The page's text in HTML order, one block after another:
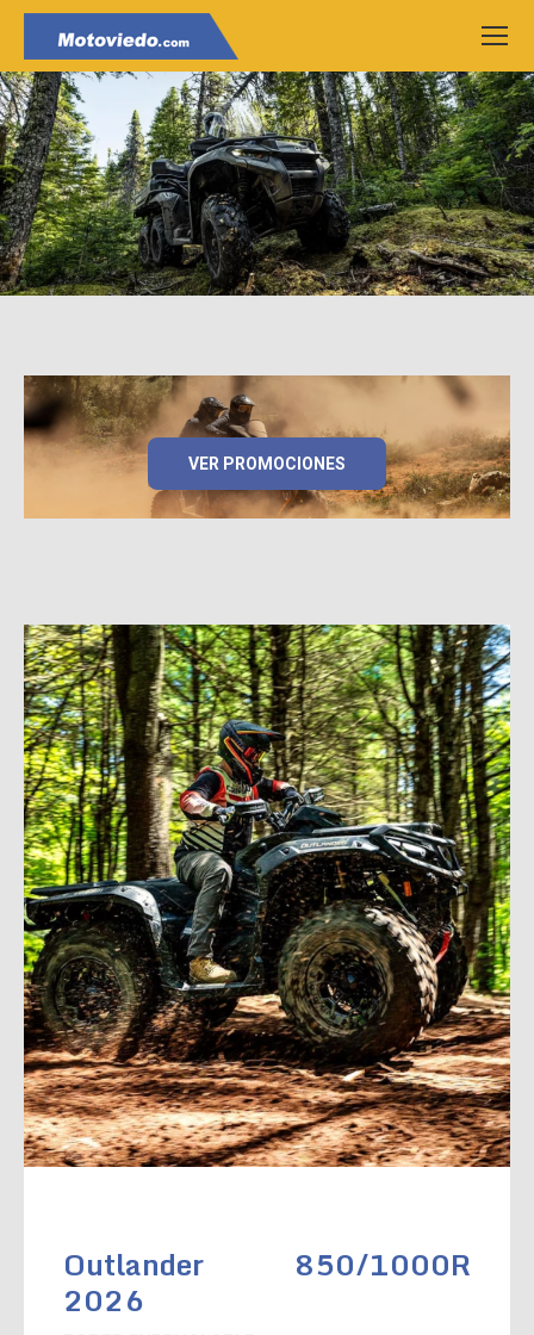
VER PROMOCIONES
Outlander 850/1000R
2026